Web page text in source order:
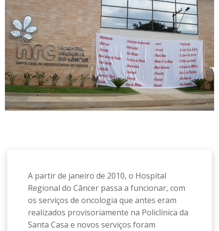
A partir de janeiro de 2010, o Hospital
Regional do Câncer passa a funcionar, com
os serviços de oncologia que antes eram
realizados provisoriamente na Policlínica da
Santa Casa e novos serviços foram